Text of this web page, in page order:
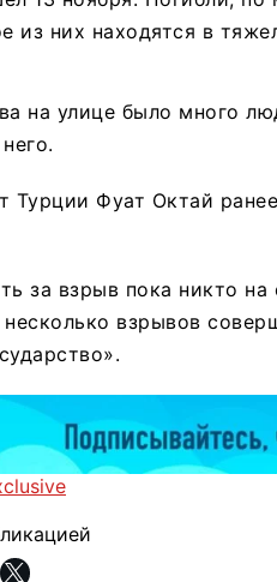
из них находятся в
на улице было много
Турции Фуат Октай
за взрыв пока никто
взрывов